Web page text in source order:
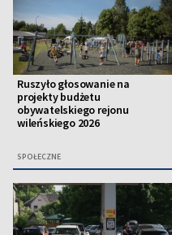
Ruszyło głosowanie na
projekty budżetu
obywatelskiego rejonu
wileńskiego 2026
SPOŁECZNE